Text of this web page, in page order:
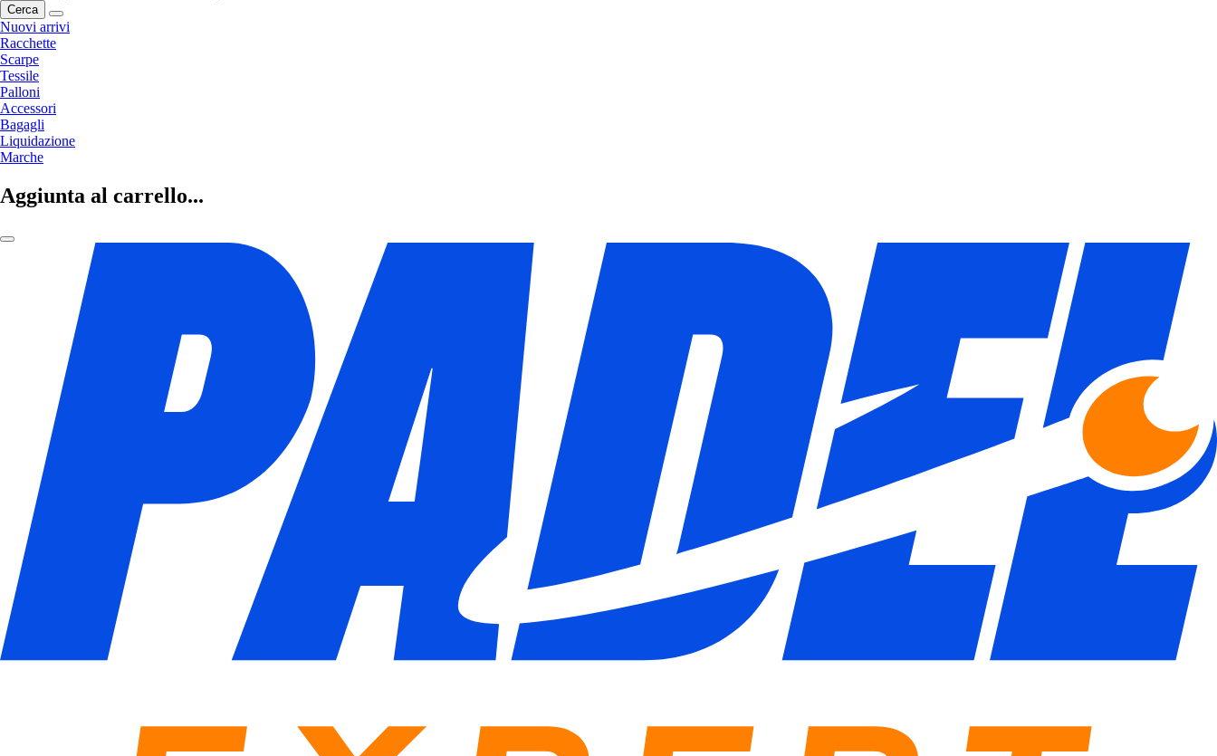
Cerca
Nuovi arrivi
Racchette
Scarpe
Tessile
Palloni
Accessori
Bagagli
Liquidazione
Marche
Aggiunta al carrello...